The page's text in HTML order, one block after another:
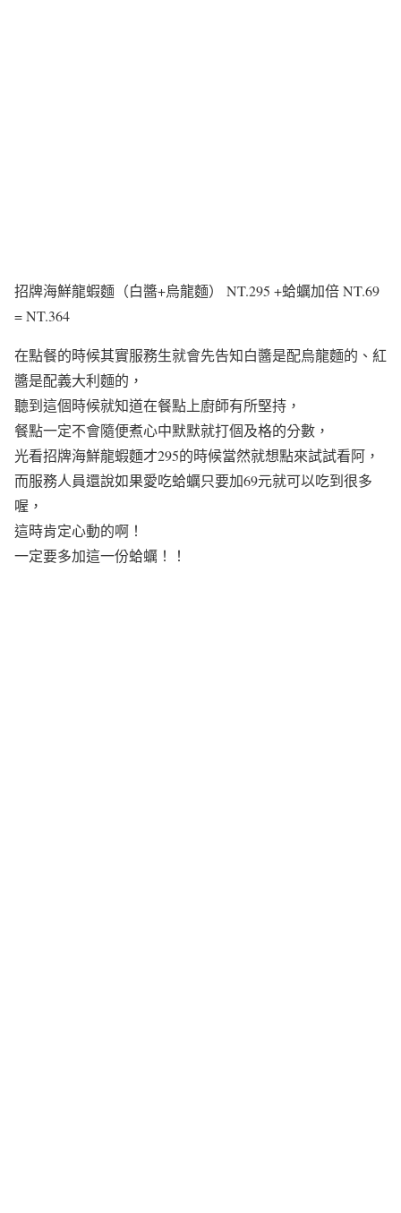
招牌海鮮龍蝦麵（白醬+烏龍麵） NT.295 +蛤蠣加倍 NT.69
= NT.364
在點餐的時候其實服務生就會先告知白醬是配烏龍麵的、紅
醬是配義大利麵的，
聽到這個時候就知道在餐點上廚師有所堅持，
餐點一定不會隨便煮心中默默就打個及格的分數，
光看招牌海鮮龍蝦麵才295的時候當然就想點來試試看阿，
而服務人員還說如果愛吃蛤蠣只要加69元就可以吃到很多
喔，
這時肯定心動的啊！
一定要多加這一份蛤蠣！！